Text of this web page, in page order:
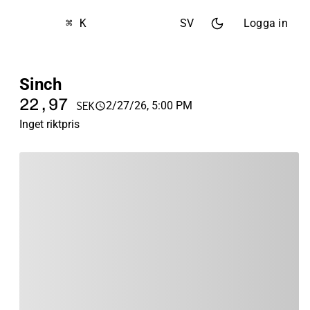
⌘ K SV Logga in
Sinch
22,97 SEK
2/27/26, 5:00 PM
Inget riktpris